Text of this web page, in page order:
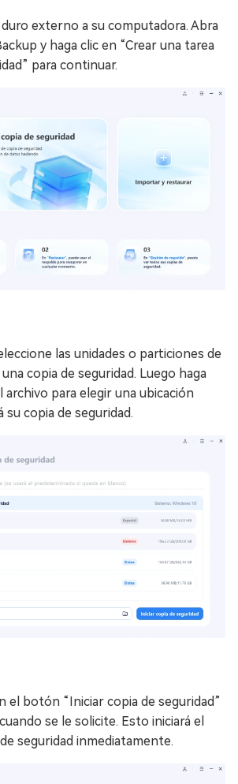
externo a su computadora. Abra
y haga clic en “Crear una tarea
para continuar.
las unidades o particiones de
una copia de seguridad. Luego haga
archivo para elegir una ubicación
su copia de seguridad.
el botón “Iniciar copia de seguridad”
se le solicite. Esto iniciará el
seguridad inmediatamente.